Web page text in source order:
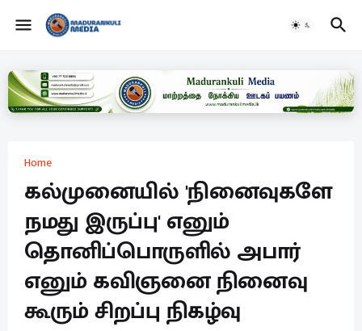
Home
கல்முனையில் 'நினைவுகளே
நமது இருப்பு' எனும்
தொனிப்பொருளில் அபார்
எனும் கவிஞனை நினைவு
கூரும் சிறப்பு நிகழ்வு